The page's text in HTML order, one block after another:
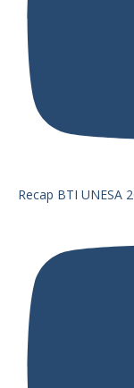
Recap BTI UNESA